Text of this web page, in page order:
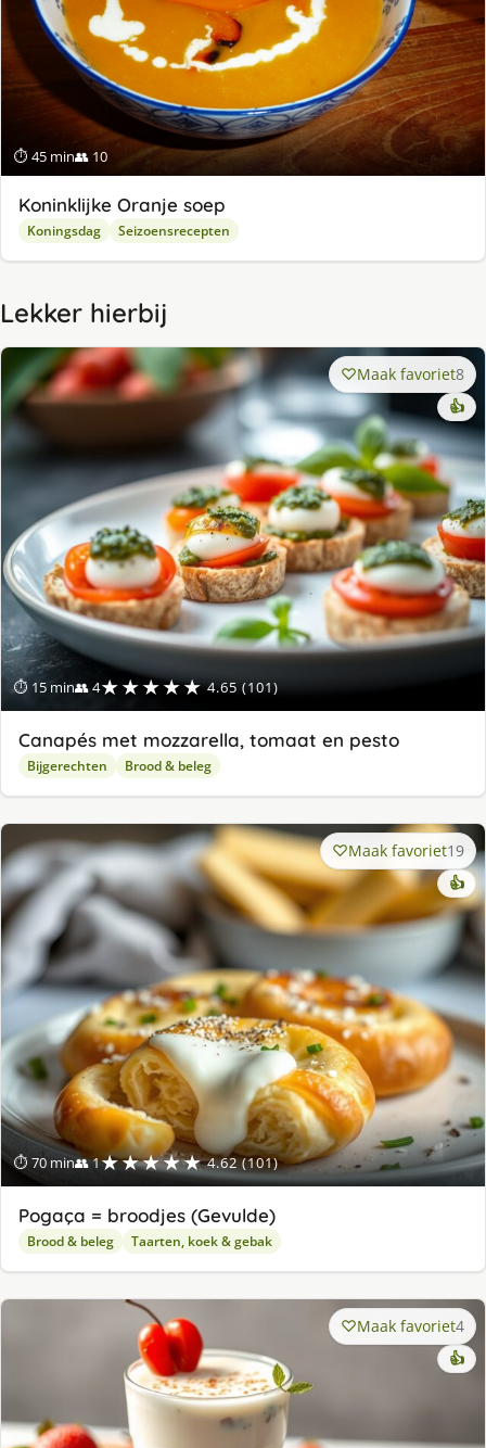
⏱ 45 min👥 10
Koninklijke Oranje soep
Koningsdag Seizoensrecepten
Lekker hierbij
⏱ 15 min👥 4★★★★★ 4.65 (101)
Maak favoriet8
👍
Canapés met mozzarella, tomaat en pesto
Bijgerechten Brood & beleg
⏱ 70 min👥 1★★★★★ 4.62 (101)
Maak favoriet19
👍
Pogaça = broodjes (Gevulde)
Brood & beleg Taarten, koek & gebak
Maak favoriet4
👍